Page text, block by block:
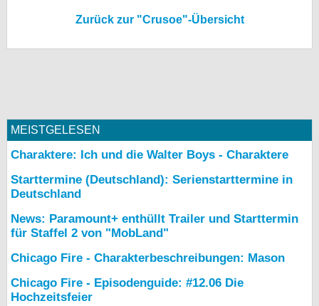
Zurück zur "Crusoe"-Übersicht
MEISTGELESEN
Charaktere: Ich und die Walter Boys - Charaktere
Starttermine (Deutschland): Serienstarttermine in
Deutschland
News: Paramount+ enthüllt Trailer und Starttermin
für Staffel 2 von "MobLand"
Chicago Fire - Charakterbeschreibungen: Mason
Chicago Fire - Episodenguide: #12.06 Die
Hochzeitsfeier